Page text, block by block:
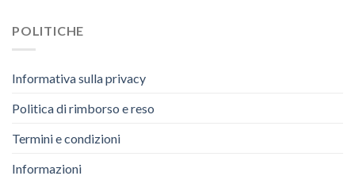
POLITICHE
Informativa sulla privacy
Politica di rimborso e reso
Termini e condizioni
Informazioni